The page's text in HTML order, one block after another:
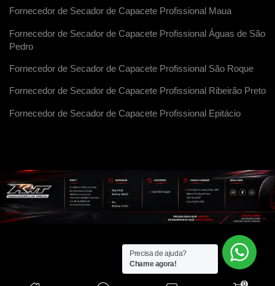
Fornecedor de Secador de Capacete Profissional Maua
Fornecedor de Secador de Capacete Profissional Águas de São
Pedro
Fornecedor de Secador de Capacete Profissional São Roque
Fornecedor de Secador de Capacete Profissional Ribeirão Preto
Fornecedor de Secador de Capacete Profissional Epitácio
0
Precisa de ajuda?
Chame agora!